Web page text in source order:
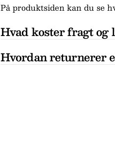
På produktsiden kan du se
Hvad koster fragt og
Hvordan returnerer